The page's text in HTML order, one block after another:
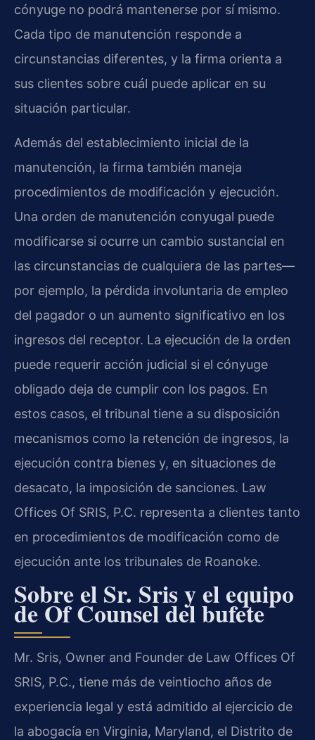
cónyuge no podrá mantenerse por sí mismo.
Cada tipo de manutención responde a
circunstancias diferentes, y la firma orienta a
sus clientes sobre cuál puede aplicar en su
situación particular.
Además del establecimiento inicial de la
manutención, la firma también maneja
procedimientos de modificación y ejecución.
Una orden de manutención conyugal puede
modificarse si ocurre un cambio sustancial en
las circunstancias de cualquiera de las partes—
por ejemplo, la pérdida involuntaria de empleo
del pagador o un aumento significativo en los
ingresos del receptor. La ejecución de la orden
puede requerir acción judicial si el cónyuge
obligado deja de cumplir con los pagos. En
estos casos, el tribunal tiene a su disposición
mecanismos como la retención de ingresos, la
ejecución contra bienes y, en situaciones de
desacato, la imposición de sanciones. Law
Offices Of SRIS, P.C. representa a clientes tanto
en procedimientos de modificación como de
ejecución ante los tribunales de Roanoke.
Sobre el Sr. Sris y el equipo
de Of Counsel del bufete
Mr. Sris, Owner and Founder de Law Offices Of
SRIS, P.C., tiene más de veintiocho años de
experiencia legal y está admitido al ejercicio de
la abogacía en Virginia, Maryland, el Distrito de